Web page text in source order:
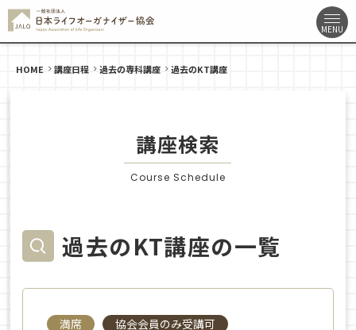
HOME 講座日程 過去の専科講座 過去のKT講座
講座検索
Course Schedule
過去のKT講座の一覧
満席
協会会員のみ受講可